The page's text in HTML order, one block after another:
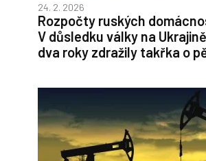
24. 2. 2026
Rozpočty ruských
V důsledku války na
dva roky zdražily takřka o